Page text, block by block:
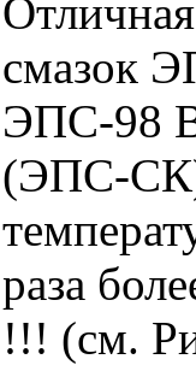
смазок
ЭПС-98
(ЭПС-
раза
!!! (см.